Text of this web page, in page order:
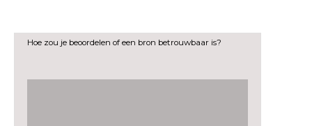
Hoe zou je beoordelen of een bron betrouwbaar is?